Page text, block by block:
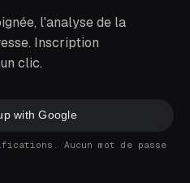
l'analyse de la
Inscription
clic.
with Google
Aucun mot de passe